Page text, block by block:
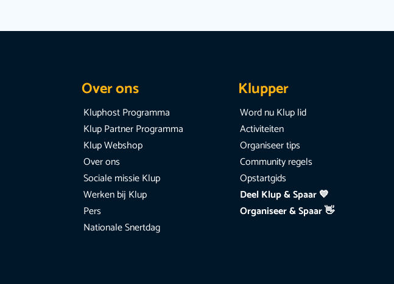
Over ons
Kluphost Programma
Klup Partner Programma
Klup Webshop
Over ons
Sociale missie Klup
Werken bij Klup
Pers
Nationale Snertdag
Klupper
Word nu Klup lid
Activiteiten
Organiseer tips
Community regels
Opstartgids
Deel Klup & Spaar 💙
Organiseer & Spaar 👋